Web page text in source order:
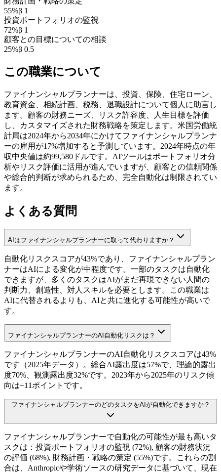
55%β 1
投資ポートフォリオの監視
72%β 1
顧客との目標についての相談
25%β 0.5
この職業について
ファイナンシャルプランナーは、投資、保険、住宅ローン、
教育資金、相続計画、税務、退職設計について個人に助言し
ます。顧客の財務ニーズ、リスク許容度、人生目標を評価
し、カスタマイズされた財務戦略を策定します。米国労働統
計局は2024年から2034年にかけてファイナンシャルプランナ
ーの雇用が17%増加すると予測しています。2024年時点の年
収中央値は約99,580ドルです。AIツールはポートフォリオ分
析やリスク評価に活用が進んでいますが、顧客との信頼関係
や総合的判断が求められるため、完全自動化は制限されてい
ます。
よくある質問
AIはファイナンシャルプランナーに取って代わりますか？
自動化リスクスコアが43%であり、ファイナンシャルプラン
ナーはAIによる変化が中程度です。一部のタスクは自動化
できますが、多くのタスクはAIがまだ再現できない人間の
判断力、創造性、対人スキルを必要とします。この職業は
AIに代替されるよりも、AIと共に進化する可能性が高いで
す。
ファイナンシャルプランナーのAI自動化リスクは？
ファイナンシャルプランナーのAI自動化リスクスコアは43%
です（2025年データ）。総合AI露出度は57%で、理論的露出
度70%、観測露出度32%です。2023年から2025年のリスク傾
向は+11ポイントです。
ファイナンシャルプランナーのどのタスクをAIが自動化できますか？
ファイナンシャルプランナーで自動化の可能性が最も高いタ
スクは：投資ポートフォリオの監視 (72%), 顧客の財務状況
の評価 (68%), 財務計画・戦略の策定 (55%)です。これらの割
合は、Anthropicや学術ソースの研究データに基づいて、現在